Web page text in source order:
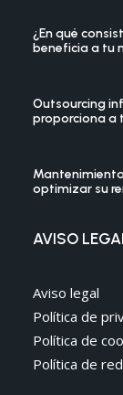
¿En qué
beneficia a tu
Outsourcing
proporciona a
optimizar su
AVISO
Aviso legal
Política de
Política de
Política de